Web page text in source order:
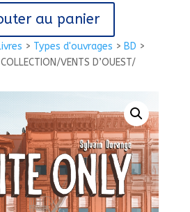
> Types d'ouvrages > BD >
VENTS D’OUEST/
au panier